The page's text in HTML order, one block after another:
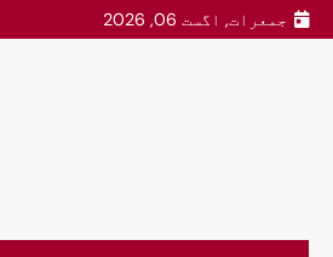
جمعرات, اگست 06, 2026